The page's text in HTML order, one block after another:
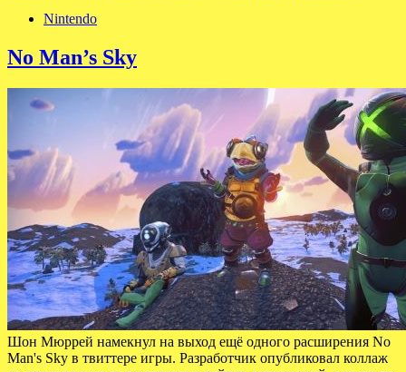
Nintendo
No Man’s Sky
Шон Мюррей намекнул на выход ещё одного расширения No
Man's Sky в твиттере игры. Разработчик опубликовал коллаж